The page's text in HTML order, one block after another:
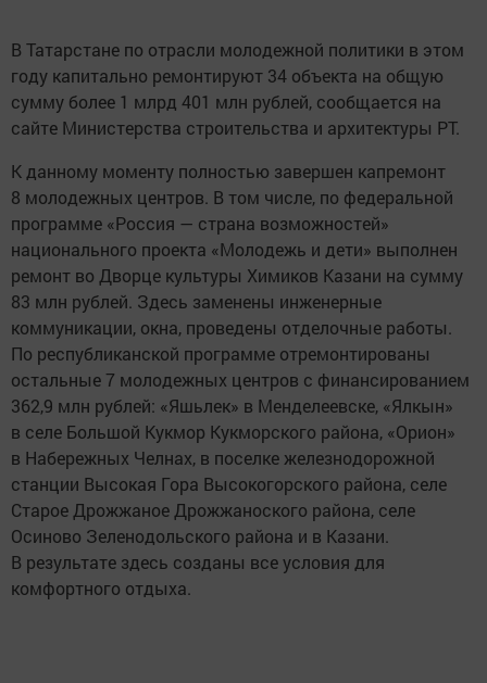
В Татарстане по отрасли молодежной политики в этом
году капитально ремонтируют 34 объекта на общую
сумму более 1 млрд 401 млн рублей, сообщается на
сайте Министерства строительства и архитектуры РТ.
К данному моменту полностью завершен капремонт
8 молодежных центров. В том числе, по федеральной
программе «Россия — страна возможностей»
национального проекта «Молодежь и дети» выполнен
ремонт во Дворце культуры Химиков Казани на сумму
83 млн рублей. Здесь заменены инженерные
коммуникации, окна, проведены отделочные работы.
По республиканской программе отремонтированы
остальные 7 молодежных центров с финансированием
362,9 млн рублей: «Яшьлек» в Менделеевске, «Ялкын»
в селе Большой Кукмор Кукморского района, «Орион»
в Набережных Челнах, в поселке железнодорожной
станции Высокая Гора Высокогорского района, селе
Старое Дрожжаное Дрожжаноского района, селе
Осиново Зеленодольского района и в Казани.
В результате здесь созданы все условия для
комфортного отдыха.